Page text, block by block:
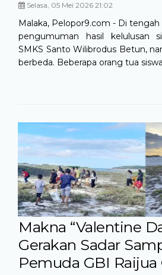
Selasa, 05 Mei 2026 21:02
Malaka, Pelopor9.com - Di tengah
pengumuman hasil kelulusan
SMKS Santo Wilibrodus Betun,
berbeda. Beberapa orang tua
Makna “Valentine
Gerakan Sadar
Pemuda GBI Raijua